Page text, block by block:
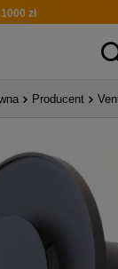
zł
Producent